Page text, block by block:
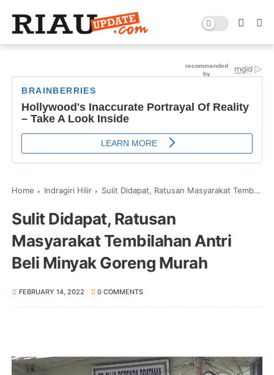
Home Indragiri Hilir Sulit Didapat, Ratusan Masyarakat Tembilahan Antri Beli Minyak Goreng Murah
Sulit Didapat, Ratusan
Masyarakat Tembilahan Antri
Beli Minyak Goreng Murah
FEBRUARY 14, 2022 0 COMMENTS